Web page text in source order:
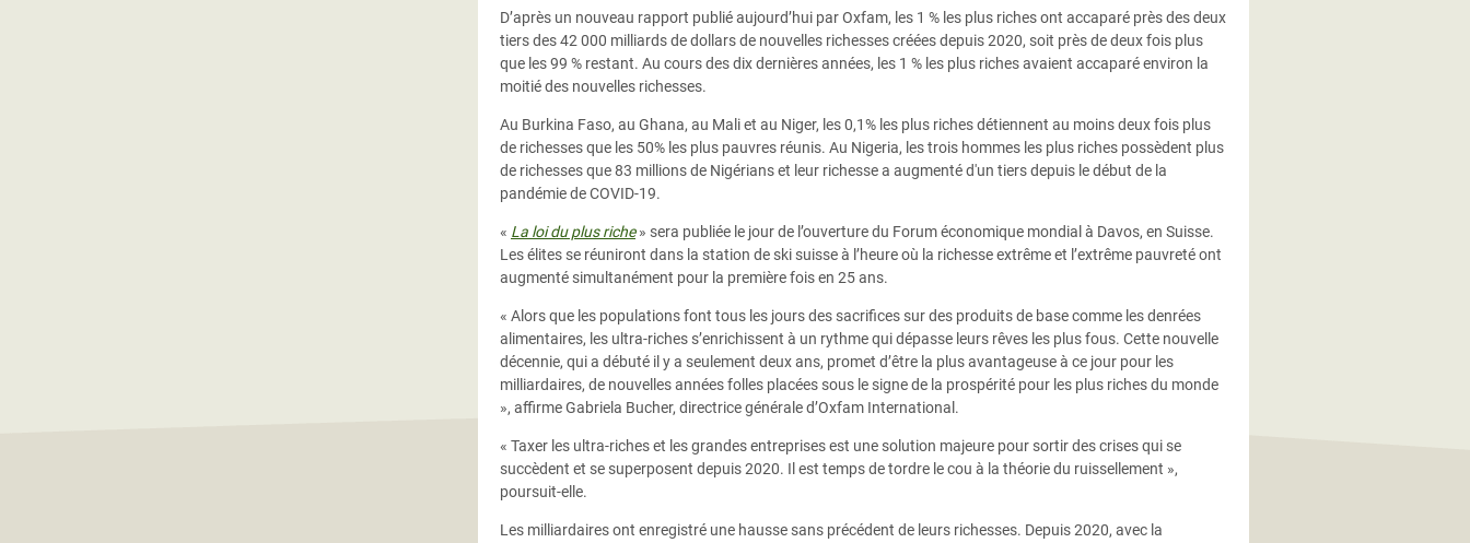
D’après un nouveau rapport publié aujourd’hui par Oxfam, les 1 % les plus riches ont accaparé près des deux
tiers des 42 000 milliards de dollars de nouvelles richesses créées depuis 2020, soit près de deux fois plus
que les 99 % restant. Au cours des dix dernières années, les 1 % les plus riches avaient accaparé environ la
moitié des nouvelles richesses.
Au Burkina Faso, au Ghana, au Mali et au Niger, les 0,1% les plus riches détiennent au moins deux fois plus
de richesses que les 50% les plus pauvres réunis. Au Nigeria, les trois hommes les plus riches possèdent plus
de richesses que 83 millions de Nigérians et leur richesse a augmenté d'un tiers depuis le début de la
pandémie de COVID-19.
« La loi du plus riche » sera publiée le jour de l’ouverture du Forum économique mondial à Davos, en Suisse.
Les élites se réuniront dans la station de ski suisse à l’heure où la richesse extrême et l’extrême pauvreté ont
augmenté simultanément pour la première fois en 25 ans.
« Alors que les populations font tous les jours des sacrifices sur des produits de base comme les denrées
alimentaires, les ultra-riches s’enrichissent à un rythme qui dépasse leurs rêves les plus fous. Cette nouvelle
décennie, qui a débuté il y a seulement deux ans, promet d’être la plus avantageuse à ce jour pour les
milliardaires, de nouvelles années folles placées sous le signe de la prospérité pour les plus riches du monde
», affirme Gabriela Bucher, directrice générale d’Oxfam International.
« Taxer les ultra-riches et les grandes entreprises est une solution majeure pour sortir des crises qui se
succèdent et se superposent depuis 2020. Il est temps de tordre le cou à la théorie du ruissellement »,
poursuit-elle.
Les milliardaires ont enregistré une hausse sans précédent de leurs richesses. Depuis 2020, avec la